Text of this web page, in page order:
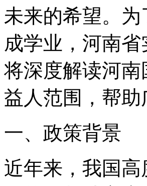
未来的希望。
成学业，河南
将深度解读河
益人范围，帮
一、政策背景
近年来，我国